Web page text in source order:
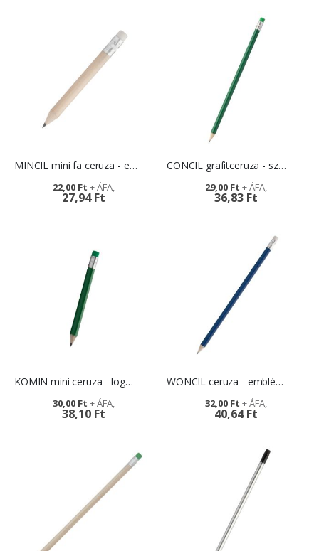
MINCIL mini fa ceruza - egyedi logózással
27,94 Ft
22,00 Ft
CONCIL grafitceruza - széles színválasztékban
36,83 Ft
29,00 Ft
KOMIN mini ceruza - logózható felülettel
38,10 Ft
30,00 Ft
WONCIL ceruza - emblémázható reklámtárgy
40,64 Ft
32,00 Ft